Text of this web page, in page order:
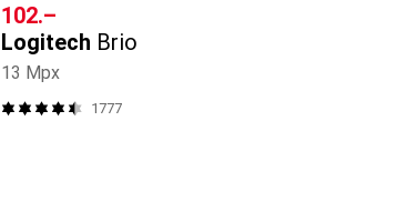
CHF
102.–
Logitech Brio
13 Mpx
1777